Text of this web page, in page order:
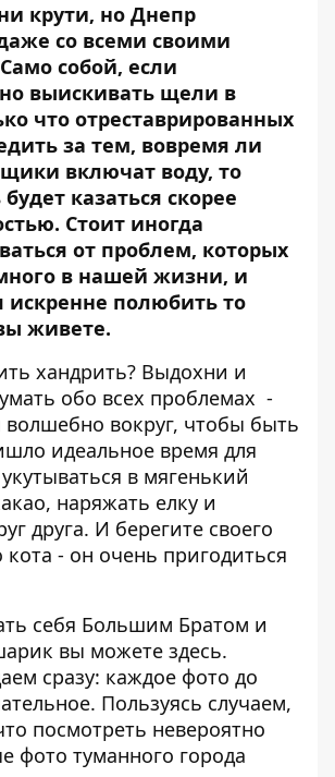
крути, но Днепр
со всеми своими
собой, если
выискивать щели в
что отреставрированных
за тем, вовремя ли
включат воду, то
казаться скорее
Стоит иногда
от проблем, которых
в нашей жизни, и
искренне полюбить то
живете.
хандрить? Выдохни и
обо всех проблемах -
вокруг, чтобы быть
идеальное время для
в мягенький
наряжать елку и
друга. И берегите своего
кота - он очень пригодиться
себя Большим Братом и
вы можете здесь.
сразу: каждое фото до
Пользуясь случаем,
посмотреть невероятно
фото туманного города